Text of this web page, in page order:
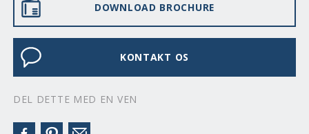
DOWNLOAD BROCHURE
KONTAKT OS
DEL DETTE MED EN VEN